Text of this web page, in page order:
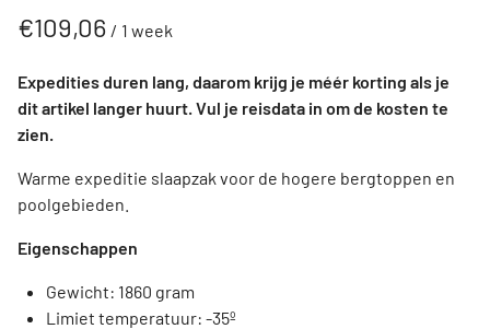
/
Expedities duren lang, daarom krijg je méér korting als je
dit artikel langer huurt. Vul je reisdata in om de kosten te
zien.
Warme expeditie slaapzak voor de hogere bergtoppen en
poolgebieden.
Eigenschappen
Gewicht: 1860 gram
Limiet temperatuur: -35º